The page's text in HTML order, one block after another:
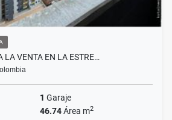
LA VENTA EN LA ESTRE…
1 Garaje
46.74Área m2